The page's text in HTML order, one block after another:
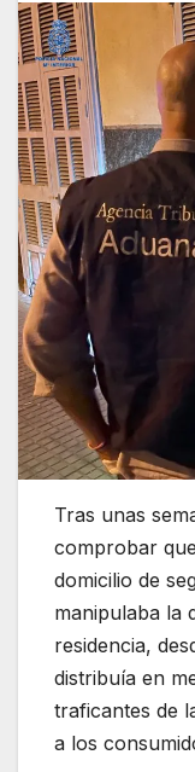
Tras unas
comprobar
domicilio de
manipulaba la
residencia,
distribuía en
traficantes de
a los